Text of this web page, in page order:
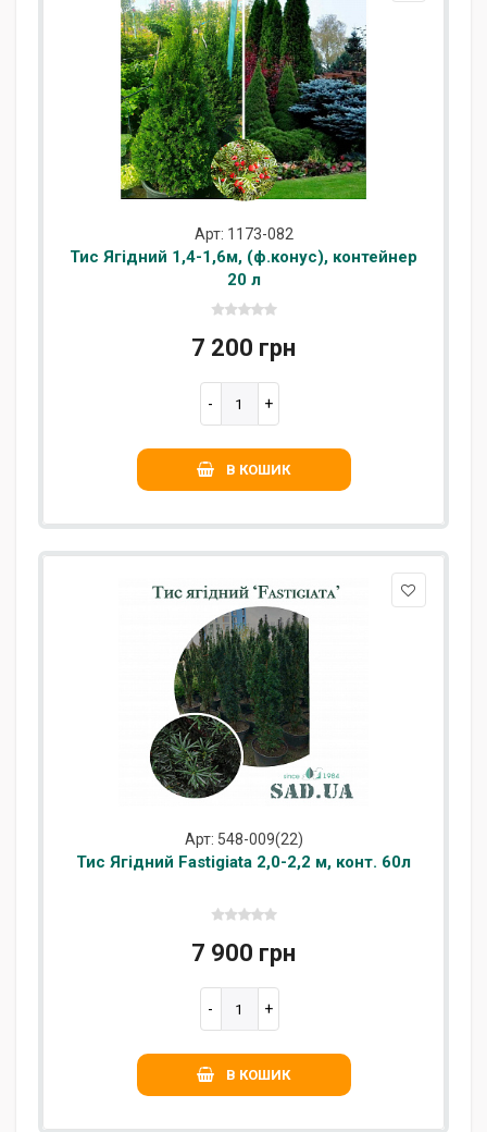
Арт: 1173-082
Тис Ягідний 1,4-1,6м, (ф.конус), контейнер
20 л
7 200 грн
В КОШИК
Арт: 548-009(22)
Тис Ягідний Fastigiata 2,0-2,2 м, конт. 60л
7 900 грн
В КОШИК